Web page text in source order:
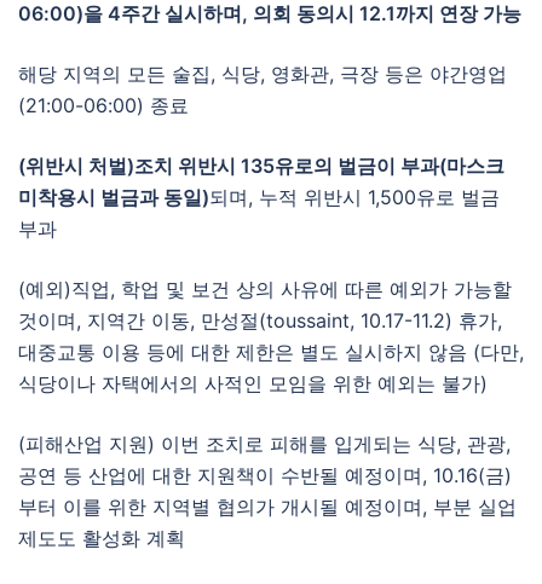
06:00)을 4주간 실시하며, 의회 동의시 12.1까지 연장 가능
해당 지역의 모든 술집, 식당, 영화관, 극장 등은 야간영업
(21:00-06:00) 종료
(위반시 처벌)조치 위반시 135유로의 벌금이 부과(마스크
미착용시 벌금과 동일)되며, 누적 위반시 1,500유로 벌금
부과
(예외)직업, 학업 및 보건 상의 사유에 따른 예외가 가능할
것이며, 지역간 이동, 만성절(toussaint, 10.17-11.2) 휴가,
대중교통 이용 등에 대한 제한은 별도 실시하지 않음 (다만,
식당이나 자택에서의 사적인 모임을 위한 예외는 불가)
(피해산업 지원) 이번 조치로 피해를 입게되는 식당, 관광,
공연 등 산업에 대한 지원책이 수반될 예정이며, 10.16(금)
부터 이를 위한 지역별 협의가 개시될 예정이며, 부분 실업
제도도 활성화 계획